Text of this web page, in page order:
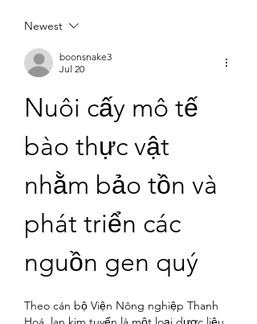
Newest
boonsnake3
Jul 20
Nuôi cấy mô tế
bào thực vật
nhằm bảo tồn và
phát triển các
nguồn gen quý
Theo cán bộ Viện Nông nghiệp Thanh